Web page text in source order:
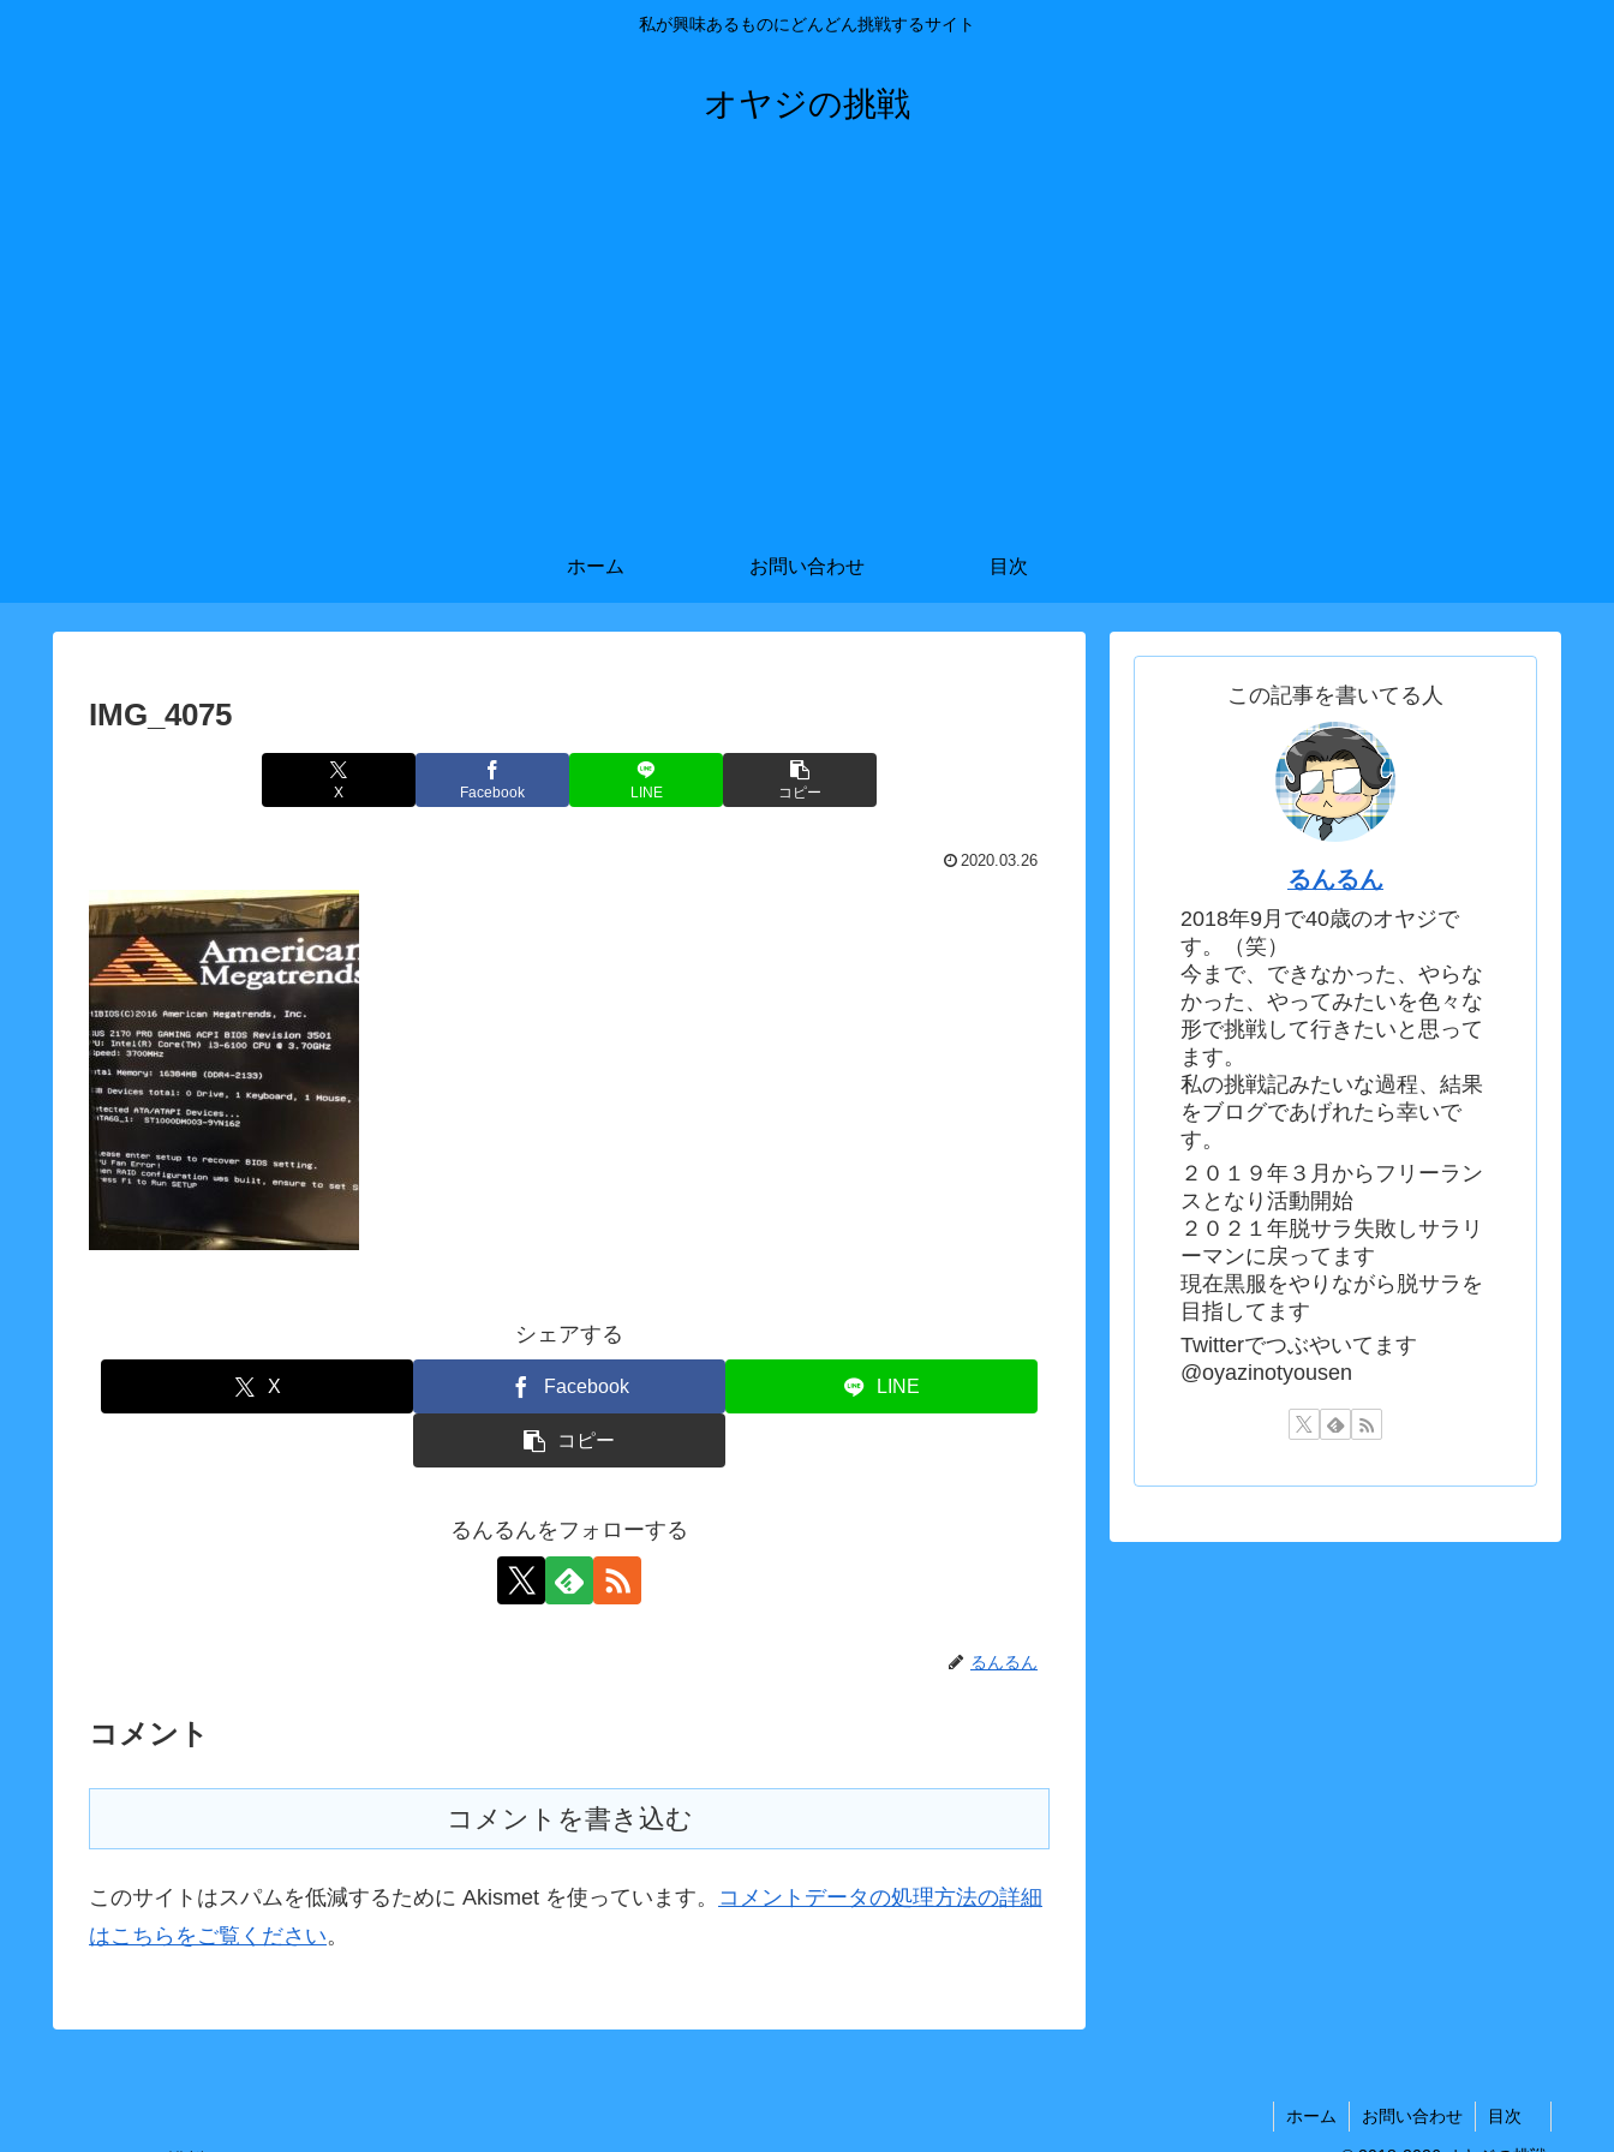
私が興味あるものにどんどん挑戦するサイト
オヤジの挑戦
ホーム お問い合わせ 目次
IMG_4075
X Facebook LINE コピー
2020.03.26
シェアする
X Facebook LINE
コピー
るんるんをフォローする
るんるん
コメント
コメントを書き込む
このサイトはスパムを低減するために Akismet を使っています。 コメントデータの処理方法の詳細
はこちらをご覧ください。
この記事を書いてる人
るんるん
2018年9月で40歳のオヤジで
す。（笑）
今まで、できなかった、やらな
かった、やってみたいを色々な
形で挑戦して行きたいと思って
ます。
私の挑戦記みたいな過程、結果
をブログであげれたら幸いで
す。
２０１９年３月からフリーラン
スとなり活動開始
２０２１年脱サラ失敗しサラリ
ーマンに戻ってます
現在黒服をやりながら脱サラを
目指してます
Twitterでつぶやいてます
@oyazinotyousen
ホーム お問い合わせ 目次